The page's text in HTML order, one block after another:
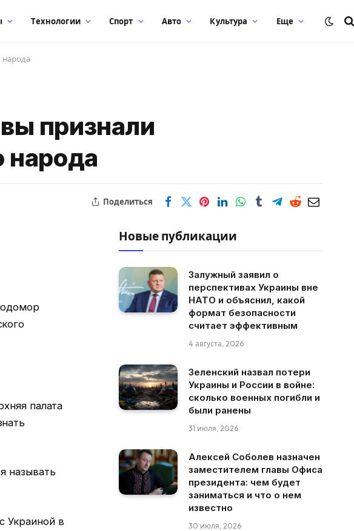
Технологии Спорт Авто Культура Еще
народа
признали
народа
Поделиться
палата
называть
Украиной в
Новые публикации
Залужный заявил о
перспективах Украины вне
НАТО и объяснил, какой
формат безопасности
считает эффективным
4 августа, 2026
Зеленский назвал потери
Украины и России в войне:
сколько военных погибли и
были ранены
31 июля, 2026
Алексей Соболев назначен
заместителем главы Офиса
президента: чем будет
заниматься и что о нем
известно
30 июля, 2026